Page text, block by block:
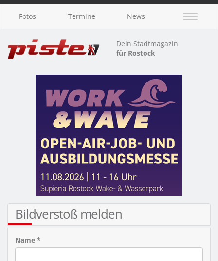
Fotos Termine News
Dein Stadtmagazin
für Rostock
Bildverstoß melden
Name *